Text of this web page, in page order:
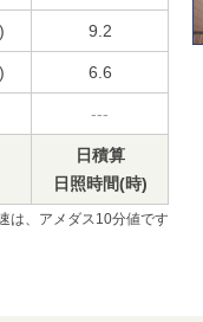
9.2
6.6
---
日積算
日照時間(時)
は、アメダス10分値です